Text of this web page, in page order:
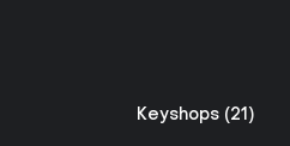
Keyshops (21)